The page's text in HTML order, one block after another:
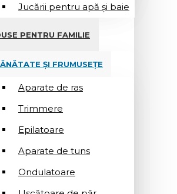
Jucării pentru apă și baie
PENTRU FAMILIE
ȘI FRUMUSEȚE
Aparate de ras
Trimmere
Epilatoare
Aparate de tuns
Ondulatoare